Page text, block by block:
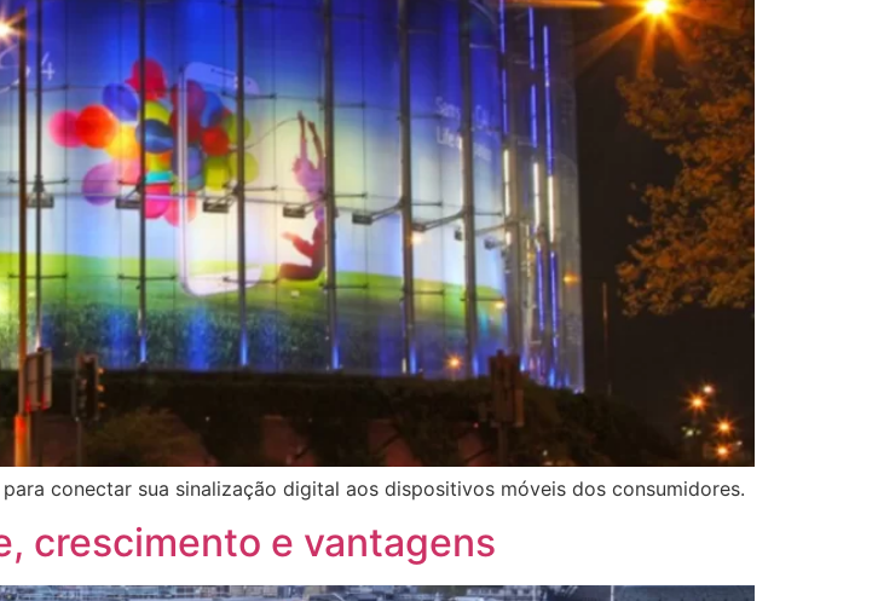
conectar sua sinalização digital aos dispositivos móveis dos consumidores.
crescimento e vantagens